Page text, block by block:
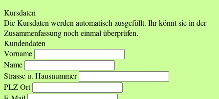
Kursdaten
Die Kursdaten werden automatisch ausgefüllt. Ihr könnt sie in der
Zusammenfassung noch einmal überprüfen.
Kundendaten
Vorname
Name
Strasse u. Hausnummer
PLZ Ort